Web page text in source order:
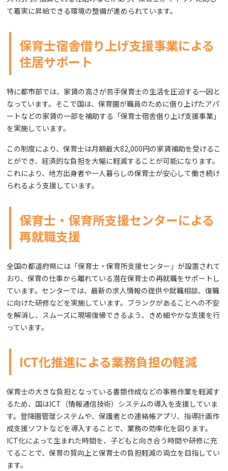
て着実に昇給できる環境の整備が進められています。
保育士宿舎借り上げ支援事業による
住居サポート
特に都市部では、家賃の高さが若手保育士の生活を圧迫する一因と
なっています。そこで国は、保育園が職員のために借り上げたアパ
ートなどの家賃の一部を補助する「保育士宿舎借り上げ支援事業」
を実施しています。
この制度により、保育士は月額最大82,000円の家賃補助を受けるこ
とができ、経済的な負担を大幅に軽減することが可能になります。
これにより、地方出身者や一人暮らしの保育士が安心して働き続け
られるよう支援しています。
保育士・保育所支援センターによる
再就職支援
全国の都道府県には「保育士・保育所支援センター」が設置されて
おり、保育の仕事から離れている潜在保育士の再就職をサポートし
ています。センターでは、最新の求人情報の提供や就職相談、復職
に向けた研修などを実施しています。ブランクがあることへの不安
を解消し、スムーズに現場復帰できるよう、きめ細やかな支援を行
っています。
ICT化推進による業務負担の軽減
保育士の大きな負担となっている書類作成などの事務作業を軽減す
るため、国はICT（情報通信技術）システムの導入を支援していま
す。登降園管理システムや、保護者との連絡帳アプリ、指導計画作
成支援ソフトなどを導入することで、業務の効率化を図ります。
ICT化によって生まれた時間を、子どもと向き合う時間や研修に充
てることで、保育の質向上と保育士の負担軽減の両立を目指してい
ます。